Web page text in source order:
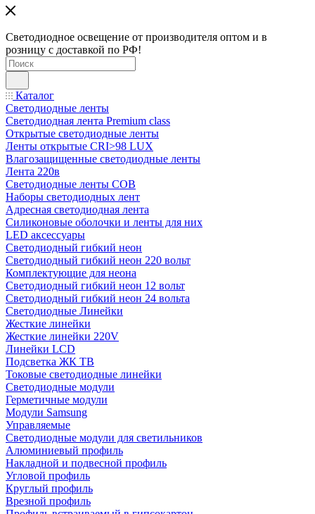
Светодиодное освещение от производителя оптом и в
розницу с доставкой по РФ!
Каталог
Светодиодные ленты
Светодиодная лента Premium class
Открытые светодиодные ленты
Ленты открытые CRI>98 LUX
Влагозащищенные светодиодные ленты
Лента 220в
Светодиодные ленты COB
Наборы светодиодных лент
Адресная светодиодная лента
Силиконовые оболочки и ленты для них
LED аксессуары
Светодиодный гибкий неон
Светодиодный гибкий неон 220 вольт
Комплектующие для неона
Светодиодный гибкий неон 12 вольт
Светодиодный гибкий неон 24 вольта
Светодиодные Линейки
Жесткие линейки
Жесткие линейки 220V
Линейки LCD
Подсветка ЖК ТВ
Токовые светодиодные линейки
Светодиодные модули
Герметичные модули
Модули Samsung
Управляемые
Светодиодные модули для светильников
Алюминиевый профиль
Накладной и подвесной профиль
Угловой профиль
Круглый профиль
Врезной профиль